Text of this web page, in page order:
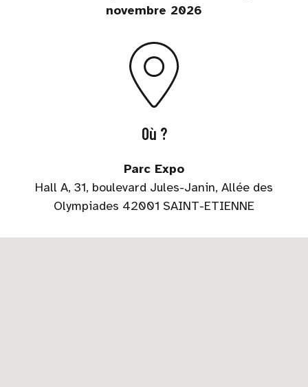
novembre 2026
Où ?
Parc Expo
Hall A, 31, boulevard Jules-Janin, Allée des
Olympiades 42001 SAINT-ETIENNE